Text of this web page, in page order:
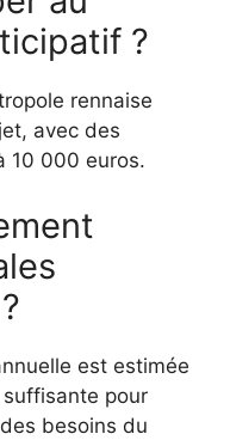
?
rennaise
avec des
10 000 euros.
est estimée
pour
besoins du